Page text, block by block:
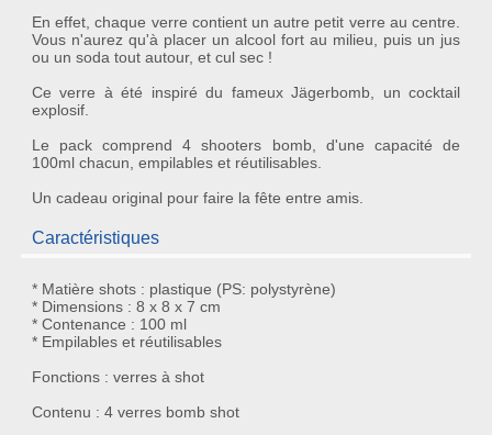
En effet, chaque verre contient un autre petit verre au centre.
Vous n'aurez qu'à placer un alcool fort au milieu, puis un jus
ou un soda tout autour, et cul sec !
Ce verre à été inspiré du fameux Jägerbomb, un cocktail
explosif.
Le pack comprend 4 shooters bomb, d'une capacité de
100ml chacun, empilables et réutilisables.
Un cadeau originalpour faire la fête entre amis.
Caractéristiques
* Matière shots : plastique (PS: polystyrène)
* Dimensions : 8 x 8 x 7 cm
* Contenance : 100 ml
* Empilables et réutilisables
Fonctions : verres à shot
Contenu : 4 verres bomb shot